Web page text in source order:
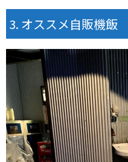
オススメ自販機飯